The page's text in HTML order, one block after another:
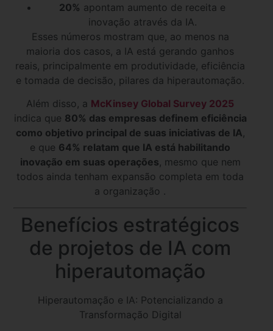
20% apontam aumento de receita e
inovação através da IA.
Esses números mostram que, ao menos na
maioria dos casos, a IA está gerando ganhos
reais, principalmente em produtividade, eficiência
e tomada de decisão, pilares da hiperautomação.
Além disso, a McKinsey Global Survey 2025
indica que 80% das empresas definem eficiência
como objetivo principal de suas iniciativas de IA,
e que 64% relatam que IA está habilitando
inovação em suas operações, mesmo que nem
todos ainda tenham expansão completa em toda
a organização .
Benefícios estratégicos
de projetos de IA com
hiperautomação
Hiperautomação e IA: Potencializando a
Transformação Digital